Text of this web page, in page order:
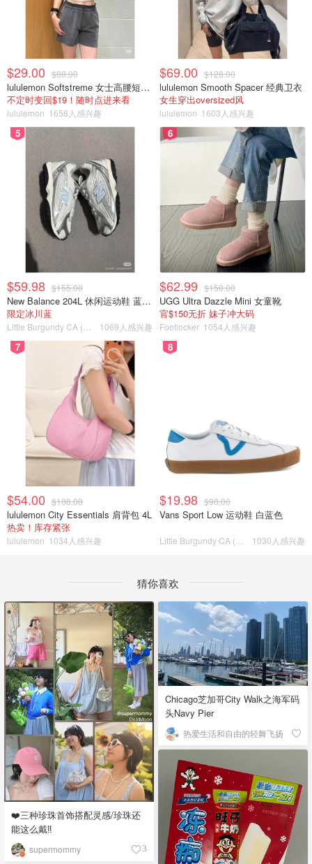
$29.00 $88.00
lululemon Softstreme 女士高腰短裤 10cm
不定时变回$19！随时点进来看
lululemon 1658人感兴趣
$69.00 $128.00
lululemon Smooth Spacer 经典卫衣
女生穿出oversized风
lululemon 1603人感兴趣
5
$59.98 $155.00
New Balance 204L 休闲运动鞋 蓝银色
限定冰川蓝
1069人感兴趣
6
$62.99 $150.00
UGG Ultra Dazzle Mini 女童靴
官$150无折 妹子冲大码
Footlocker 1054人感兴趣
7
$54.00 $108.00
lululemon City Essentials 肩背包 4L
热卖！库存紧张
lululemon 1034人感兴趣
8
$19.98 $90.00
Vans Sport Low 运动鞋 白蓝色
1030人感兴趣
猜你喜欢
❤️三种珍珠首饰搭配灵感/珍珠还
能这么戴‼️
supermommy 3
Chicago芝加哥City Walk之海军码
头Navy Pier
热爱生活和自由的轻舞飞扬